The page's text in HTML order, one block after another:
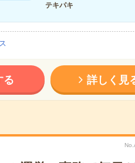
テキパキ
る 詳しく見